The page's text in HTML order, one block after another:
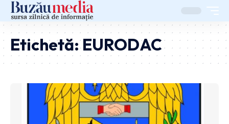
Etichetă:EURODAC